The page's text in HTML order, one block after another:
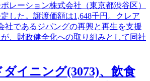
レーション株式会社（東京都渋谷区）
した。譲渡価額は1,648千円。クレア
社であるジパングの再興と再生を支援
、財政健全化への取り組みとして同社
イニング(3073)、飲食